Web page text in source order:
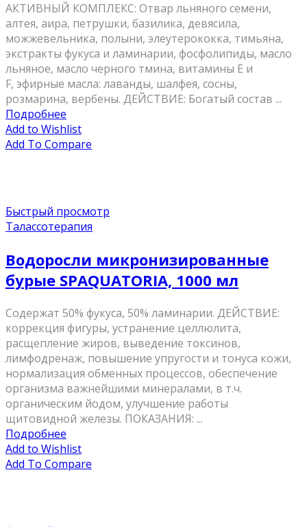
АКТИВНЫЙ КОМПЛЕКС: Отвар льняного семени,
алтея, аира, петрушки, базилика, девясила,
можжевельника, полыни, элеутерококка, тимьяна,
экстракты фукуса и ламинарии, фосфолипиды, масло
льняное, масло черного тмина, витамины Е и
F, эфирные масла: лаванды, шалфея, сосны,
розмарина, вербены. ДЕЙСТВИЕ: Богатый состав ...
Подробнее
Add to Wishlist
Add To Compare
Быстрый просмотр
Талассотерапия
Водоросли микронизированные
бурые SPAQUATORIA, 1000 мл
Содержат 50% фукуса, 50% ламинарии. ДЕЙСТВИЕ:
коррекция фигуры, устранение целлюлита,
расщепление жиров, выведение токсинов,
лимфодренаж, повышение упругости и тонуса кожи,
нормализация обменных процессов, обеспечение
организма важнейшими минералами, в т.ч.
органическим йодом, улучшение работы
щитовидной железы. ПОКАЗАНИЯ: ...
Подробнее
Add to Wishlist
Add To Compare